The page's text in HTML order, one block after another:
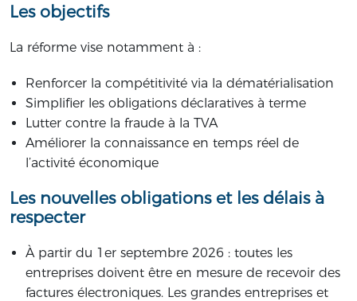
Les objectifs
La réforme vise notamment à :
Renforcer la compétitivité via la dématérialisation
Simplifier les obligations déclaratives à terme
Lutter contre la fraude à la TVA
Améliorer la connaissance en temps réel de
l’activité économique
Les nouvelles obligations et les délais à
respecter
À partir du 1er septembre 2026 : toutes les
entreprises doivent être en mesure de recevoir des
factures électroniques. Les grandes entreprises et